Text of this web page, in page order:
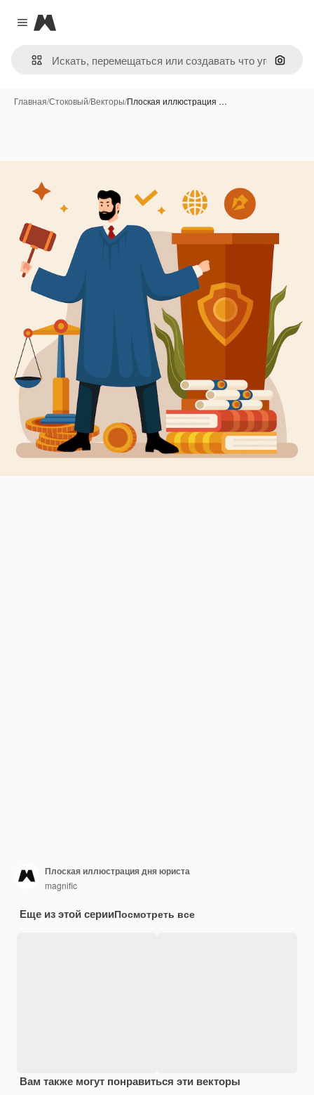
Close menu
Magnific
Поиск
Главная/Стоковый/Векторы/Плоская иллюстрация …
Плоская иллюстрация дня юриста
magnific
Еще из этой серииПосмотреть все
Вам также могут понравиться эти векторы